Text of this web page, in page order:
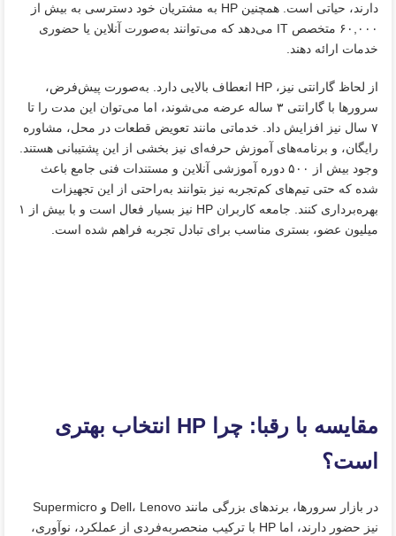
دارند، حیاتی است. همچنین HP به مشتریان خود دسترسی به بیش از
۶۰,۰۰۰ متخصص IT می‌دهد که می‌توانند به‌صورت آنلاین یا حضوری
خدمات ارائه دهند.
از لحاظ گارانتی نیز، HP انعطاف بالایی دارد. به‌صورت پیش‌فرض،
سرورها با گارانتی ۳ ساله عرضه می‌شوند، اما می‌توان این مدت را تا
۷ سال نیز افزایش داد. خدماتی مانند تعویض قطعات در محل، مشاوره
رایگان، و برنامه‌های آموزش حرفه‌ای نیز بخشی از این پشتیبانی هستند.
وجود بیش از ۵۰۰ دوره آموزشی آنلاین و مستندات فنی جامع باعث
شده که حتی تیم‌های کم‌تجربه نیز بتوانند به‌راحتی از این تجهیزات
بهره‌برداری کنند. جامعه کاربران HP نیز بسیار فعال است و با بیش از ۱
میلیون عضو، بستری مناسب برای تبادل تجربه فراهم شده است.
مقایسه با رقبا: چرا HP انتخاب بهتری
است؟
در بازار سرورها، برندهای بزرگی مانند Dell، Lenovo و Supermicro
نیز حضور دارند، اما HP با ترکیب منحصربه‌فردی از عملکرد، نوآوری،